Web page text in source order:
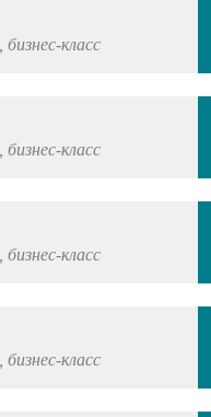
бизнес-класс
бизнес-класс
бизнес-класс
бизнес-класс